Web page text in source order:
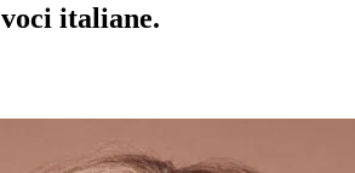
voci italiane.